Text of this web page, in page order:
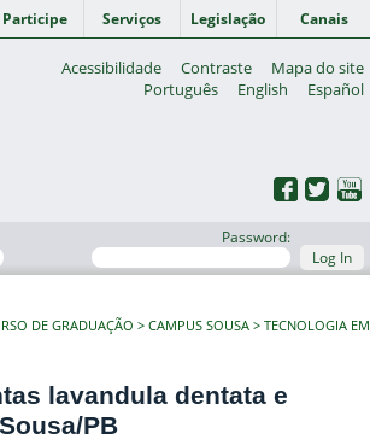
Participe Serviços Legislação Canais
Acessibilidade Contraste
Mapa do site
Português
English Español
Password:
Log In
DE GRADUAÇÃO CAMPUS SOUSA
TECNOLOGIA EM
lavandula dentata e
PB